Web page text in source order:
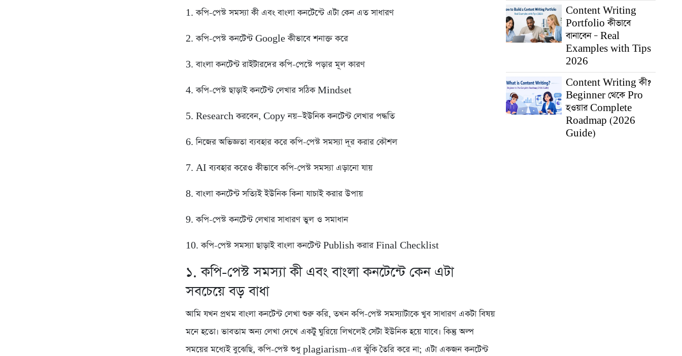
1. কপি-পেস্ট সমস্যা কী এবং বাংলা কনটেন্টে এটা কেন এত সাধারণ
2. কপি-পেস্ট কনটেন্ট Google কীভাবে শনাক্ত করে
3. বাংলা কনটেন্ট রাইটারদের কপি-পেস্টে পড়ার মূল কারণ
4. কপি-পেস্ট ছাড়াই কনটেন্ট লেখার সঠিক Mindset
5. Research করবেন, Copy নয়—ইউনিক কনটেন্ট লেখার পদ্ধতি
6. নিজের অভিজ্ঞতা ব্যবহার করে কপি-পেস্ট সমস্যা দূর করার কৌশল
7. AI ব্যবহার করেও কীভাবে কপি-পেস্ট সমস্যা এড়ানো যায়
8. বাংলা কনটেন্ট সত্যিই ইউনিক কিনা যাচাই করার উপায়
9. কপি-পেস্ট কনটেন্ট লেখার সাধারণ ভুল ও সমাধান
10. কপি-পেস্ট সমস্যা ছাড়াই বাংলা কনটেন্ট Publish করার Final Checklist
১. কপি-পেস্ট সমস্যা কী এবং বাংলা কনটেন্টে কেন এটা
সবচেয়ে বড় বাধা
আমি যখন প্রথম বাংলা কনটেন্ট লেখা শুরু করি, তখন কপি-পেস্ট সমস্যাটাকে খুব সাধারণ একটা বিষয়
মনে হতো। ভাবতাম অন্য লেখা দেখে একটু ঘুরিয়ে লিখলেই সেটা ইউনিক হয়ে যাবে। কিন্তু অল্প
সময়ের মধ্যেই বুঝেছি, কপি-পেস্ট শুধু plagiarism-এর ঝুঁকি তৈরি করে না; এটা একজন কনটেন্ট
Content Writing
Portfolio কীভাবে
বানাবেন – Real
Examples with Tips
2026
Content Writing কী?
Beginner থেকে Pro
হওয়ার Complete
Roadmap (2026
Guide)